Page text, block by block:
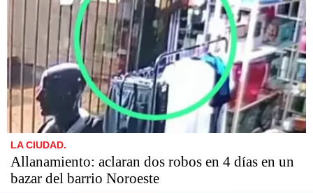
LA CIUDAD.
Allanamiento: aclaran dos robos en 4 días en un
bazar del barrio Noroeste